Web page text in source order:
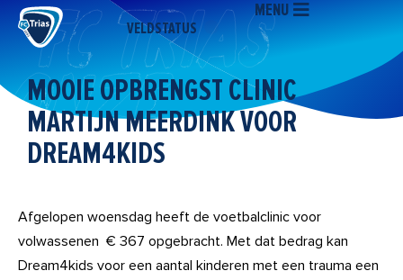
naar
inhoud
VELDSTATUS
MENU
MOOIE OPBRENGST CLINIC
MARTIJN MEERDINK VOOR
DREAM4KIDS
Afgelopen woensdag heeft de voetbalclinic voor
volwassenen € 367 opgebracht. Met dat bedrag kan
Dream4kids voor een aantal kinderen met een trauma een